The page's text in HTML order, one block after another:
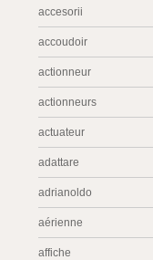
accesorii
accoudoir
actionneur
actionneurs
actuateur
adattare
adrianoldo
aérienne
affiche